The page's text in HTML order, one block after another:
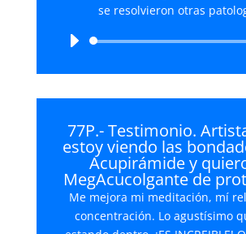
se resolvieron otras
audio
77P.- Testimonio.
estoy viendo las
Acupirámide y
MegAcucolgante de
Me mejora mi meditación, mí
concentración. Lo agustísimo